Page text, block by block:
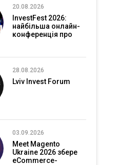
20.08.2026
InvestFest 2026:
найбільша онлайн-
конференція про
28.08.2026
Lviv Invest Forum
03.09.2026
Meet Magento
Ukraine 2026 збере
eCommerce-